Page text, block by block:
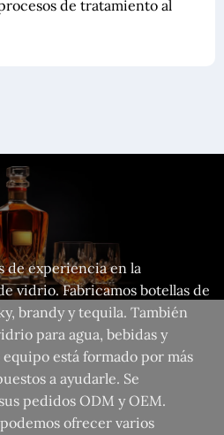
de tratamiento al
de experiencia en la
vidrio. Fabricamos botellas de
brandy y tequila. También
para agua, bebidas y
está formado por más
a ayudarle. Se
pedidos ODM y OEM.
ofrecer varios